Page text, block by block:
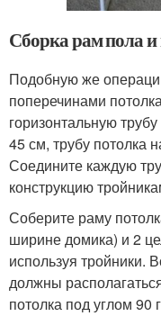
Сборка рам пола и
Подобную же
поперечинами
горизонтальную
45 см, трубу потолка
Соедините каждую
конструкцию
Соберите раму
ширине домика) и 2
используя тройники.
должны
потолка под углом 90